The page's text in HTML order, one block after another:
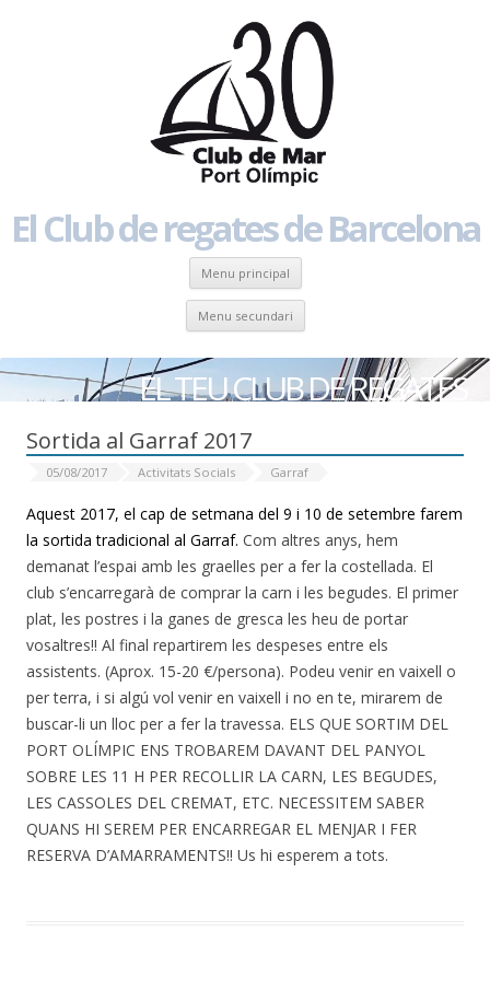
El Club de regates de Barcelona
Menu principal Skip to content
Menu secundari Skip to content
EL TEU CLUB DE REGATES
Sortida al Garraf 2017
05/08/2017 Activitats Socials Garraf
Aquest 2017, el cap de setmana del 9 i 10 de setembre farem
la sortida tradicional al Garraf. Com altres anys, hem
demanat l’espai amb les graelles per a fer la costellada. El
club s’encarregarà de comprar la carn i les begudes. El primer
plat, les postres i la ganes de gresca les heu de portar
vosaltres!! Al final repartirem les despeses entre els
assistents. (Aprox. 15-20 €/persona). Podeu venir en vaixell o
per terra, i si algú vol venir en vaixell i no en te, mirarem de
buscar-li un lloc per a fer la travessa. ELS QUE SORTIM DEL
PORT OLÍMPIC ENS TROBAREM DAVANT DEL PANYOL
SOBRE LES 11 H PER RECOLLIR LA CARN, LES BEGUDES,
LES CASSOLES DEL CREMAT, ETC. NECESSITEM SABER
QUANS HI SEREM PER ENCARREGAR EL MENJAR I FER
RESERVA D’AMARRAMENTS!! Us hi esperem a tots.